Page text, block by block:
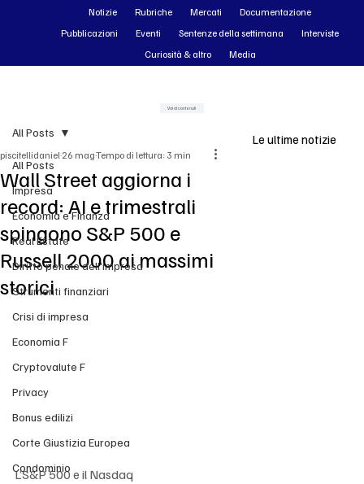
All Posts
Impresa
Economia e Finanza
Real Estate
Diritto penale dell'impresa
Strumenti finanziari
Crisi di impresa
Economia F
Cryptovalute F
Privacy
Bonus edilizi
Corte Giustizia Europea
Condominio
All Posts
Wall Street aggiorna i
record: AI e trimestrali
spingono S&P 500 e
Russell 2000 ai massimi
storici
piscitellidaniel 26 magTempo di lettura: 3 min
L’S&P 500 e il Nasdaq
Le ultime notizie
Notizie Rubriche Mercati
Documentazione
Pubblicazioni
Eventi Sentenze della settimana
Interviste
Curiosità & altro
Media
Vai ai contenuti